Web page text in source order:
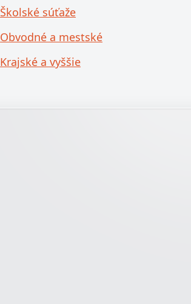
Školské súťaže
Obvodné a mestské
Krajské a vyššie